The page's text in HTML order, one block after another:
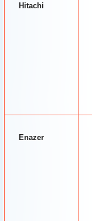
Hitachi
Enazer